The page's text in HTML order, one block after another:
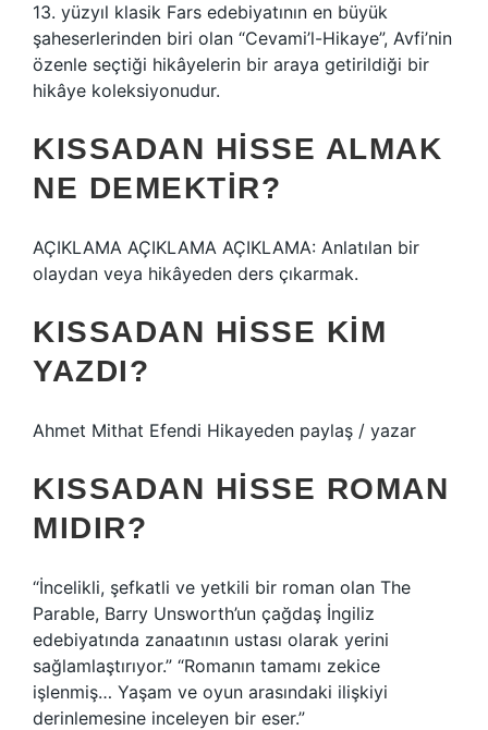
13. yüzyıl klasik Fars edebiyatının en büyük
şaheserlerinden biri olan “Cevami’l-Hikaye”, Avfi’nin
özenle seçtiği hikâyelerin bir araya getirildiği bir
hikâye koleksiyonudur.
KISSADAN HISSE ALMAK
NE DEMEKTIR?
AÇIKLAMA AÇIKLAMA AÇIKLAMA: Anlatılan bir
olaydan veya hikâyeden ders çıkarmak.
KISSADAN HISSE KIM
YAZDI?
Ahmet Mithat Efendi Hikayeden paylaş / yazar
KISSADAN HISSE ROMAN
MIDIR?
“İncelikli, şefkatli ve yetkili bir roman olan The
Parable, Barry Unsworth’un çağdaş İngiliz
edebiyatında zanaatının ustası olarak yerini
sağlamlaştırıyor.” “Romanın tamamı zekice
işlenmiş… Yaşam ve oyun arasındaki ilişkiyi
derinlemesine inceleyen bir eser.”